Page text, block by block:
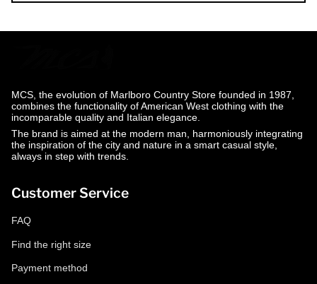
MCS, the evolution of Marlboro Country Store founded in 1987,
combines the functionality of American West clothing with the
incomparable quality and Italian elegance.
The brand is aimed at the modern man, harmoniously integrating
the inspiration of the city and nature in a smart casual style,
always in step with trends.
Customer Service
FAQ
Find the right size
Payment method